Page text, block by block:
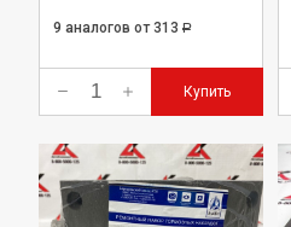
9 аналогов от 313 Р
Купить